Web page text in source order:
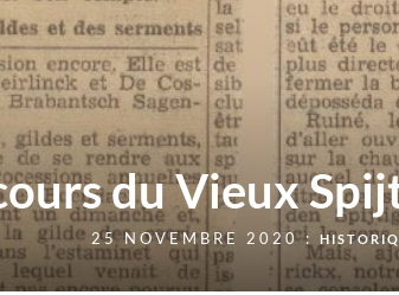
du Vieux
25 NOVEMBRE 2020 :